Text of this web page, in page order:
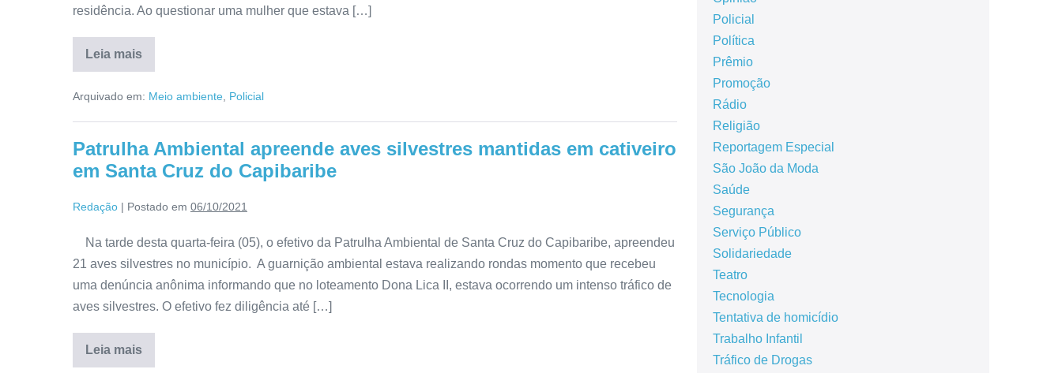
residência. Ao questionar uma mulher que estava […]
Leia mais
Arquivado em: Meio ambiente Policial
Patrulha Ambiental apreende aves silvestres mantidas em cativeiro
em Santa Cruz do Capibaribe
Redação | Postado em 06/10/2021
Na tarde desta quarta-feira (05), o efetivo da Patrulha Ambiental de Santa Cruz do Capibaribe, apreendeu
21 aves silvestres no município. A guarnição ambiental estava realizando rondas momento que recebeu
uma denúncia anônima informando que no loteamento Dona Lica II, estava ocorrendo um intenso tráfico de
aves silvestres. O efetivo fez diligência até […]
Leia mais
Policial
Política
Prêmio
Promoção
Rádio
Religião
Reportagem Especial
São João da Moda
Saúde
Segurança
Serviço Público
Solidariedade
Teatro
Tecnologia
Tentativa de homicídio
Trabalho Infantil
Tráfico de Drogas